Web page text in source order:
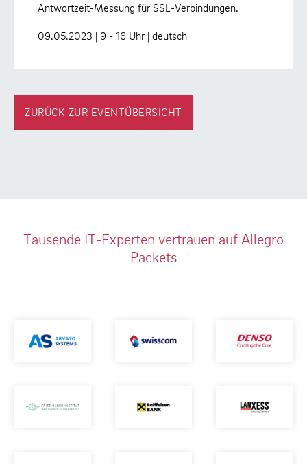
Antwortzeit-Messung für SSL-Verbindungen.
09.05.2023 | 9 - 16 Uhr | deutsch
ZURÜCK ZUR EVENTÜBERSICHT
Tausende IT-Experten vertrauen auf Allegro
Packets